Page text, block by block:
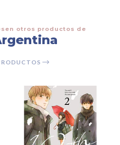
otros productos de